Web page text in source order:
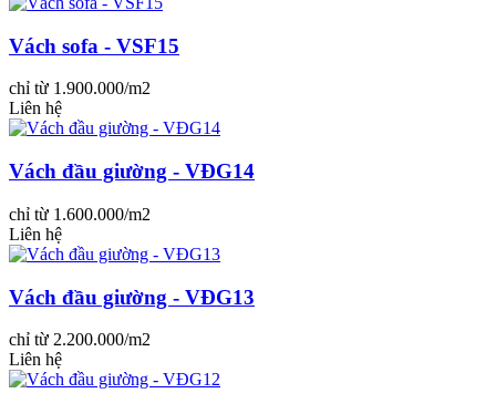
Vách sofa - VSF15
chỉ từ 1.900.000/m2
Liên hệ
Vách đầu giường - VĐG14
chỉ từ 1.600.000/m2
Liên hệ
Vách đầu giường - VĐG13
chỉ từ 2.200.000/m2
Liên hệ